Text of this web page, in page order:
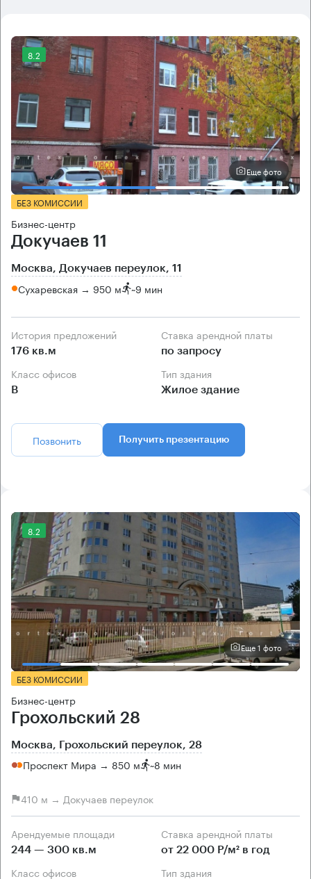
8.2
Еще фото
БЕЗ КОМИССИИ
Бизнес-центр
Докучаев 11
Москва, Докучаев переулок, 11
Сухаревская → 950 м ~9 мин
История предложений
176 кв.м
Ставка арендной платы
по запросу
Класс офисов
B
Тип здания
Жилое здание
Позвонить Получить презентацию
8.2
Еще 1 фото
БЕЗ КОМИССИИ
Бизнес-центр
Грохольский 28
Москва, Грохольский переулок, 28
Проспект Мира → 850 м ~8 мин
410 м → Докучаев переулок
Арендуемые площади
244 — 300 кв.м
Ставка арендной платы
от 22 000 Р/м² в год
Класс офисов Тип здания